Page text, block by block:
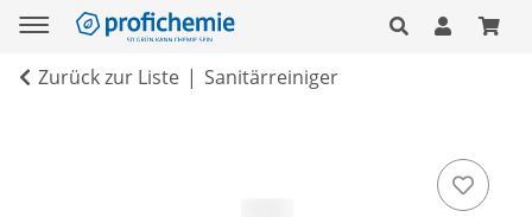
Zurück zur Liste Sanitärreiniger